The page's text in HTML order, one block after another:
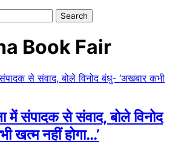
Book Fair
में संपादक से संवाद, बोले विनोद
खत्म नहीं होगा…’